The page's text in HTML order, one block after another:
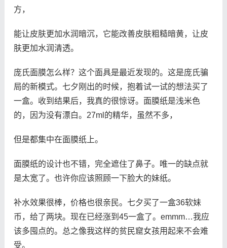
方，
能让皮肤更加水润暗沉，它能改善皮肤粗糙暗黄，让皮
肤更加水润清透。
庞氏面膜怎么样？这个面具是最近发现的。这是庞氏骗
局的新模式。七夕刚出的时候，抱着试一试的想法买了
一盒。收到结果后，我真的很惊讶。面膜纸是浅米色
的，因为没有漂白。27ml的精华，虽然不多，
但是都集中在面膜纸上。
面膜纸的设计也不错，完全遮住了鼻子。唯一的缺点就
是太宽了。也许你应该照顾一下脸大的妹纸。
补水效果很棒，价格也很亲民。七夕买了一盒36软妹
币，给了两块。现在已经涨到45一盒了。emmm…我应
该多囤点的。总之像我这样的贫民窟女孩用起来不会难
受。